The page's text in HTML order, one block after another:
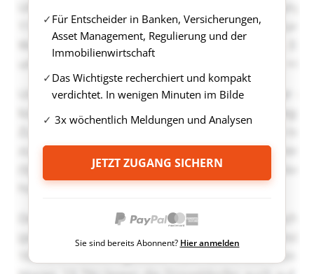
Für Entscheider in Banken, Versicherungen,
Asset Management, Regulierung und der
Immobilienwirtschaft
Das Wichtigste recherchiert und kompakt
verdichtet. In wenigen Minuten im Bilde
3x wöchentlich Meldungen und Analysen
JETZT ZUGANG SICHERN
Sie sind bereits Abonnent? Hier anmelden